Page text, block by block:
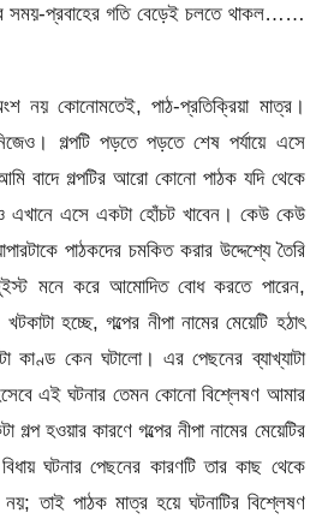
সময়-প্রবাহের গতি বেড়েই চলতে থাকল……
নয় কোনোমতেই, পাঠ-প্রতিক্রিয়া মাত্র।
গল্পটি পড়তে পড়তে শেষ পর্যায়ে এসে
বাদে গল্পটির আরো কোনো পাঠক যদি থেকে
এখানে এসে একটা হোঁচট খাবেন। কেউ কেউ
পাঠকদের চমকিত করার উদ্দেশ্যে তৈরি
মনে করে আমোদিত বোধ করতে পারেন,
হচ্ছে, গল্পের নীপা নামের মেয়েটি হঠাৎ
কাণ্ড কেন ঘটালো। এর পেছনের ব্যাখ্যাটা
এই ঘটনার তেমন কোনো বিশ্লেষণ আমার
হওয়ার কারণে গল্পের নীপা নামের মেয়েটির
ঘটনার পেছনের কারণটি তার কাছ থেকে
তাই পাঠক মাত্র হয়ে ঘটনাটির বিশ্লেষণ